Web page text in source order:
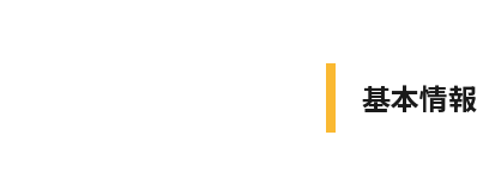
基本情報